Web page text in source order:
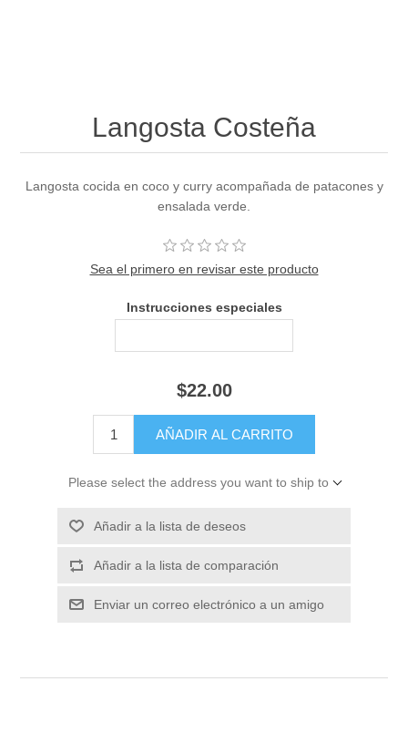
Langosta Costeña
Langosta cocida en coco y curry acompañada de patacones y
ensalada verde.
Sea el primero en revisar este producto
Instrucciones especiales
$22.00
Please select the address you want to ship to